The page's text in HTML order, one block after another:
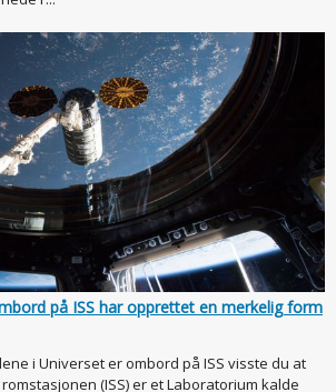
på ISS har opprettet en merkelig form
i Universet er ombord på ISS visste du at
(ISS) er et Laboratorium kalde